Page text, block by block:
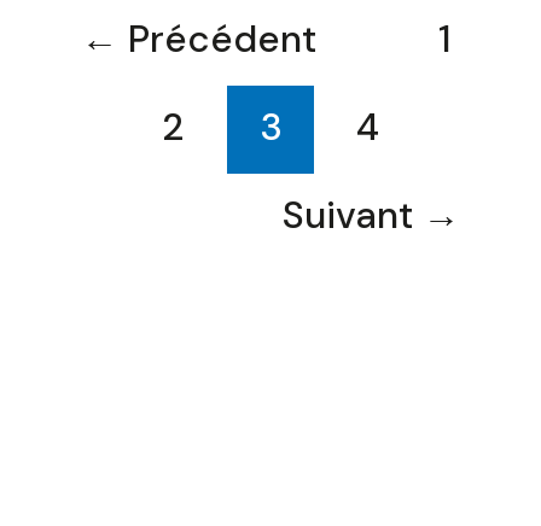
← Précédent
1
2
3
4
Suivant →